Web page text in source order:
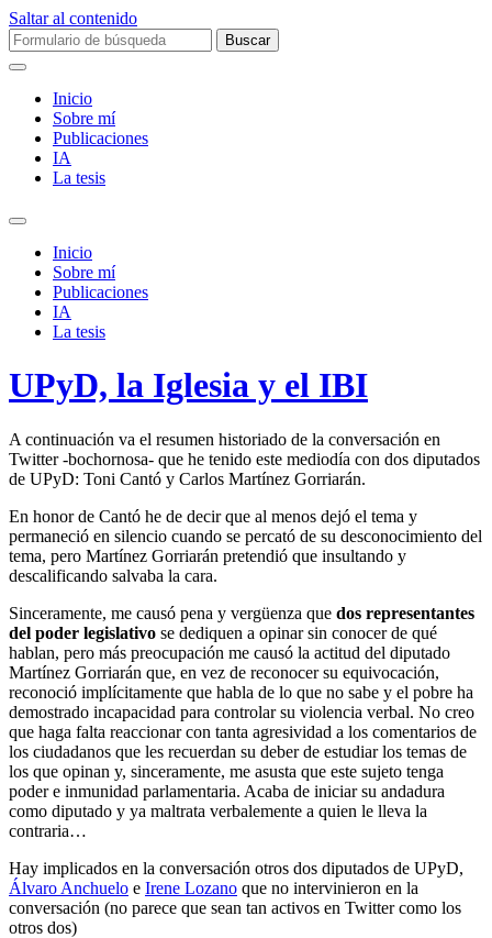
Saltar al contenido
Buscar:
Inicio
Sobre mí­
Publicaciones
IA
La tesis
Alternar
campo
búsqueda
Inicio
Sobre mí­
Publicaciones
IA
La tesis
UPyD, la Iglesia y el IBI
A continuación va el resumen historiado de la conversación en
Twitter -bochornosa- que he tenido este mediodía con dos diputados
de UPyD: Toni Cantó y Carlos Martínez Gorriarán.
En honor de Cantó he de decir que al menos dejó el tema y
permaneció en silencio cuando se percató de su desconocimiento del
tema, pero Martínez Gorriarán pretendió que insultando y
descalificando salvaba la cara.
Sinceramente, me causó pena y vergüenza que dos representantes
del poder legislativo se dediquen a opinar sin conocer de qué
hablan, pero más preocupación me causó la actitud del diputado
Martínez Gorriarán que, en vez de reconocer su equivocación,
reconoció implícitamente que habla de lo que no sabe y el pobre ha
demostrado incapacidad para controlar su violencia verbal. No creo
que haga falta reaccionar con tanta agresividad a los comentarios de
los ciudadanos que les recuerdan su deber de estudiar los temas de
los que opinan y, sinceramente, me asusta que este sujeto tenga
poder e inmunidad parlamentaria. Acaba de iniciar su andadura
como diputado y ya maltrata verbalemente a quien le lleva la
contraria…
Hay implicados en la conversación otros dos diputados de UPyD,
Álvaro Anchuelo e Irene Lozano que no intervinieron en la
conversación (no parece que sean tan activos en Twitter como los
otros dos)